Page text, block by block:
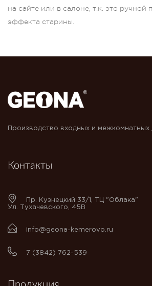
на сайте или в салоне, т.к. это ручной
эффекта старины.
Производство входных и
Контакты
Пр. Кузнецкий 33/1, ТЦ "Облака"
Ул. Тухачевского, 45В
info@geona-kemerovo.ru
7 (3842) 762-539